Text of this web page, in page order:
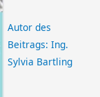
Autor des
Beitrags: Ing.
Sylvia Bartling